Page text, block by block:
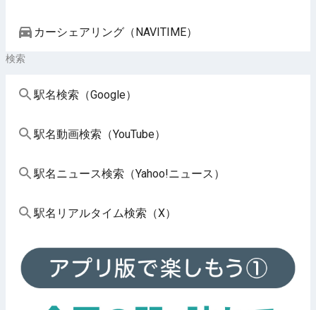
カーシェアリング（NAVITIME）
検索
駅名検索（Google）
駅名動画検索（YouTube）
駅名ニュース検索（Yahoo!ニュース）
駅名リアルタイム検索（X）